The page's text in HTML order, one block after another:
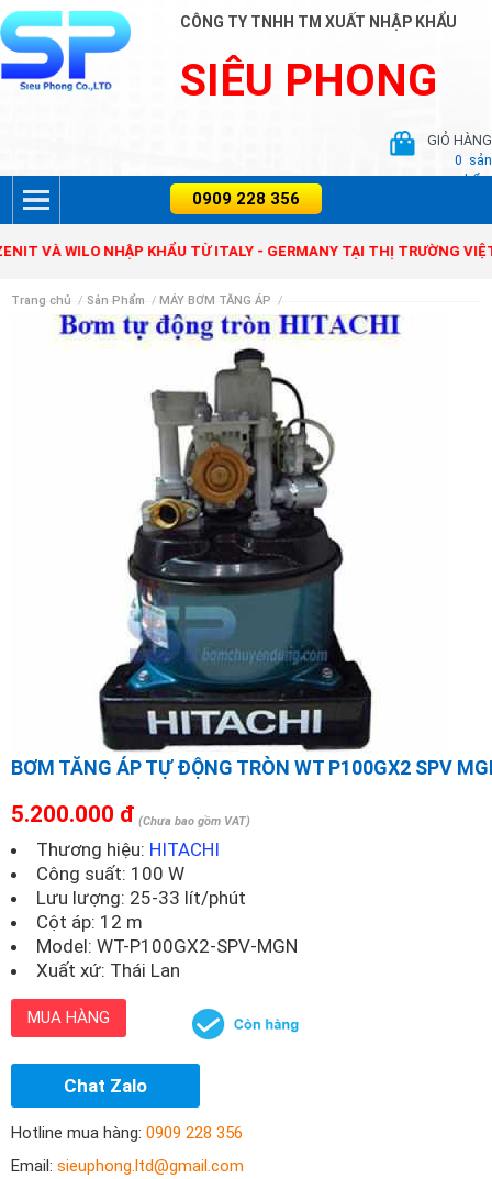
CÔNG TY TNHH TM XUẤT NHẬP KHẨU
SIÊU PHONG
GIỎ HÀNG
0 sản
phẩm
WILO NHẬP KHẨU TỪ ITALY - GERMANY TẠI THỊ TRƯỜNG VIỆT
Trang chủ / Sản Phẩm / MÁY BƠM TĂNG ÁP /
BƠM TĂNG ÁP TỰ ĐỘNG TRÒN WT P100GX2 SPV
5.200.000 đ (Chưa bao gồm VAT)
Thương hiệu: HITACHI
Công suất: 100 W
Lưu lượng: 25-33 lít/phút
Cột áp: 12 m
Model: WT-P100GX2-SPV-MGN
Xuất xứ: Thái Lan
MUA HÀNG
Chat Zalo
Hotline mua hàng: 0909 228 356
Email: sieuphong.ltd@gmail.com